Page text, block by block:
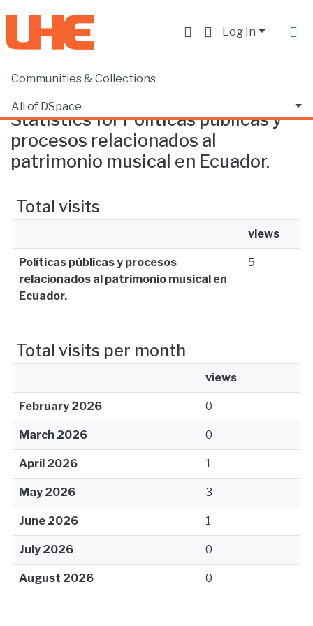
Log In
Communities & Collections
All of DSpace
Home Statistics
Statistics for Políticas públicas y
procesos relacionados al
patrimonio musical en Ecuador.
Total visits
views
Políticas públicas y procesos
relacionados al patrimonio musical en
Ecuador.
5
Total visits per month
views
February 2026 0
March 2026 0
April 2026 1
May 2026 3
June 2026 1
July 2026 0
August 2026 0